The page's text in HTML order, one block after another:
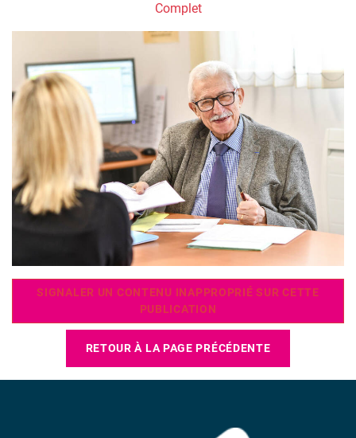
Complet
SIGNALER UN CONTENU INAPPROPRIÉ SUR CETTE
PUBLICATION
RETOUR À LA PAGE PRÉCÉDENTE